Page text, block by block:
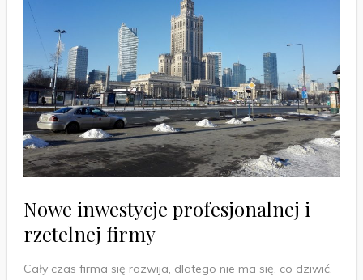
Nowe inwestycje profesjonalnej i
rzetelnej firmy
Cały czas firma się rozwija, dlatego nie ma się, co dziwić,